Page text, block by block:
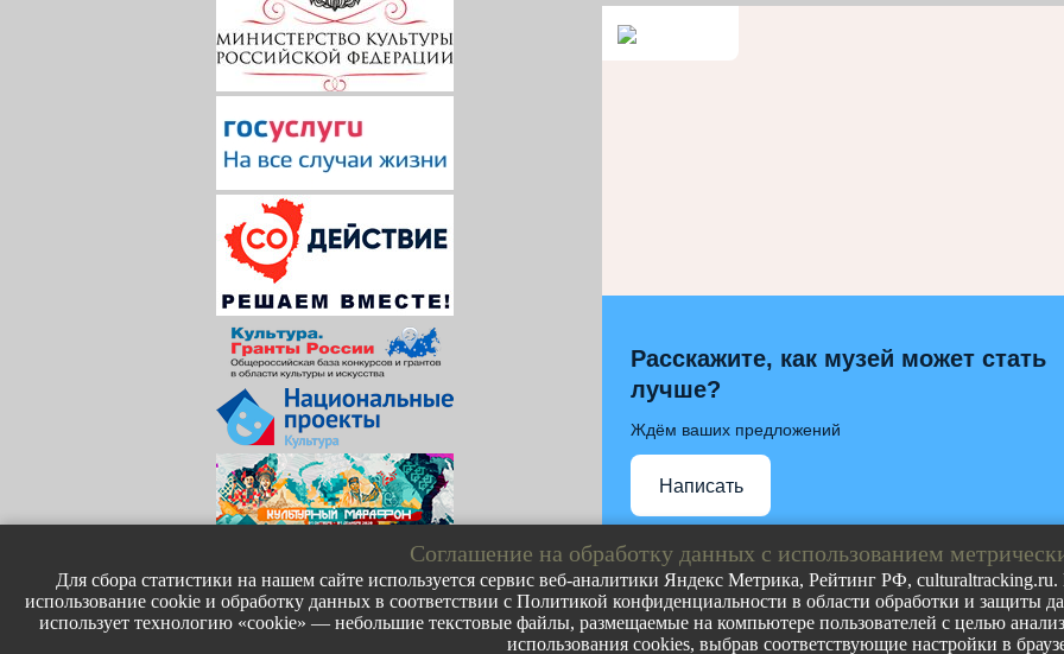
Расскажите, как музей может стать
лучше?
Ждём ваших предложений
Написать
Соглашение на обработку данных с использованием
Для сбора статистики на нашем сайте используется сервис веб-аналитики Яндекс Метрика, Рейтинг РФ,
использование cookie и обработку данных в соответствии с Политикой конфиденциальности в области обработки и
использует технологию «cookie» — небольшие текстовые файлы, размещаемые на компьютере пользователей с целью
использования cookies, выбрав соответствующие настройки в
Полное либо частичное воспроизведение любых
допускается с обязательной прямой гиперссылкой на